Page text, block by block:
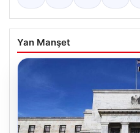
Yan Manşet